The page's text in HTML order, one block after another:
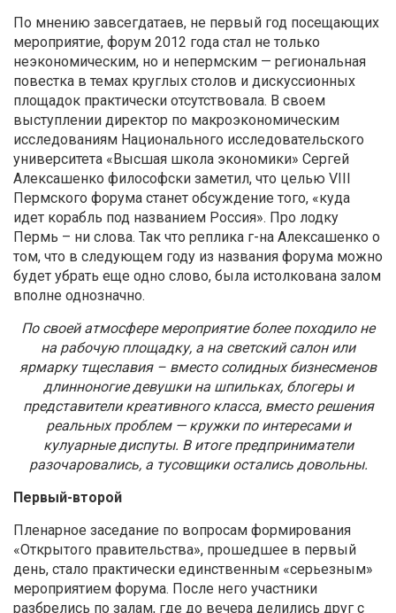
По мнению завсегдатаев, не первый год посещающих
мероприятие, форум 2012 года стал не только
неэкономическим, но и непермским — региональная
повестка в темах круглых столов и дискуссионных
площадок практически отсутствовала. В своем
выступлении директор по макроэкономическим
исследованиям Национального исследовательского
университета «Высшая школа экономики» Сергей
Алексашенко философски заметил, что целью VIII
Пермского форума станет обсуждение того, «куда
идет корабль под названием Россия». Про лодку
Пермь – ни слова. Так что реплика г-на Алексашенко о
том, что в следующем году из названия форума можно
будет убрать еще одно слово, была истолкована залом
вполне однозначно.
По своей атмосфере мероприятие более походило не
на рабочую площадку, а на светский салон или
ярмарку тщеславия – вместо солидных бизнесменов
длинноногие девушки на шпильках, блогеры и
представители креативного класса, вместо решения
реальных проблем — кружки по интересами и
кулуарные диспуты. В итоге предприниматели
разочаровались, а тусовщики остались довольны.
Первый-второй
Пленарное заседание по вопросам формирования
«Открытого правительства», прошедшее в первый
день, стало практически единственным «серьезным»
мероприятием форума. После него участники
разбрелись по залам, где до вечера делились друг с